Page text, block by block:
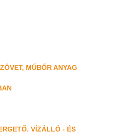
MŰBŐR ANYAG
VÍZÁLLÓ - ÉS